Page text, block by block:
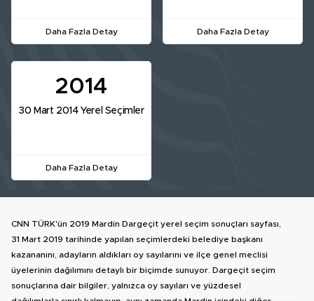
Daha Fazla Detay Daha Fazla Detay
2014
30 Mart 2014 Yerel Seçimler
Daha Fazla Detay
CNN TÜRK'ün 2019 Mardin Dargeçit yerel seçim sonuçları sayfası,
31 Mart 2019 tarihinde yapılan seçimlerdeki belediye başkanı
kazananını, adayların aldıkları oy sayılarını ve ilçe genel meclisi
üyelerinin dağılımını detaylı bir biçimde sunuyor. Dargeçit seçim
sonuçlarına dair bilgiler, yalnızca oy sayıları ve yüzdesel